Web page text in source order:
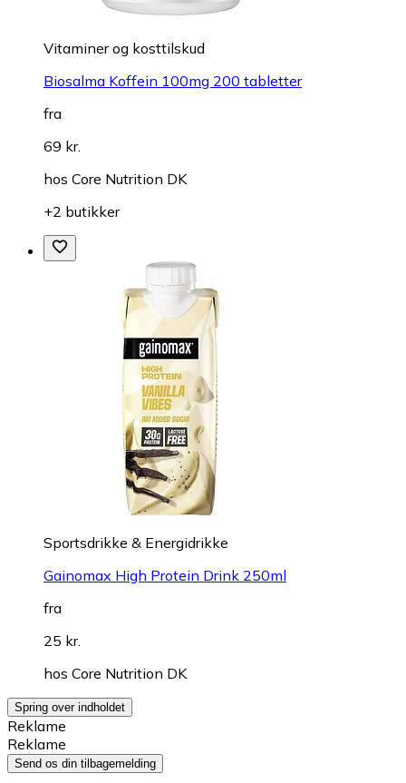
Vitaminer og kosttilskud
Biosalma Koffein 100mg 200 tabletter
fra
69 kr.
hos Core Nutrition DK
+2 butikker
Sportsdrikke & Energidrikke
Gainomax High Protein Drink 250ml
fra
25 kr.
hos Core Nutrition DK
Spring over indholdet
Reklame
Reklame
Send os din tilbagemelding